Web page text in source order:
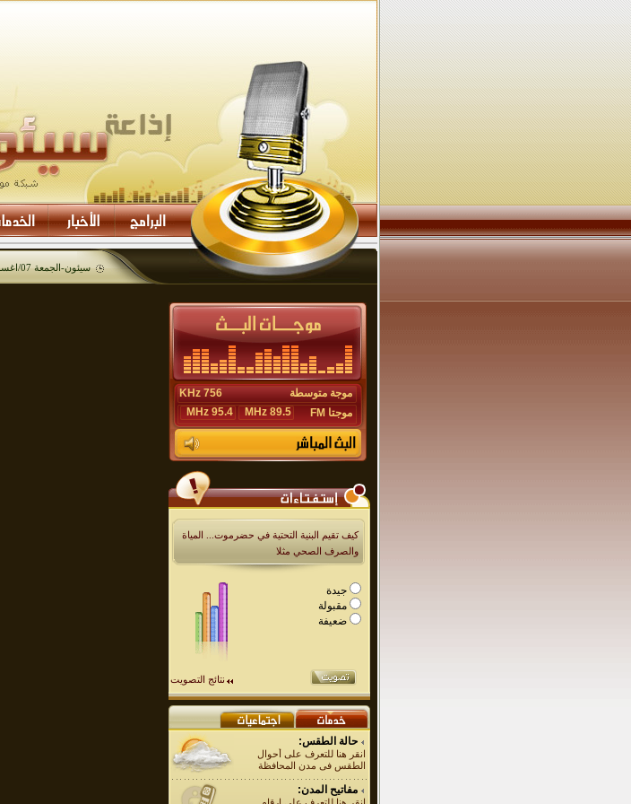
سيئون-الجمعة 07/اغسطس/2026
موجة متوسطة
756 KHz
موجتا FM
95.4 MHz 89.5 MHz
كيف تقيم البنية التحتية في حضرموت... المياة
والصرف الصحي مثلا
جيدة
مقبولة
ضعيفة
نتائج التصويت
حالة الطقس:
انقر هنا للتعرف على أحوال
الطقس فى مدن المحافظة
مفاتيح المدن: